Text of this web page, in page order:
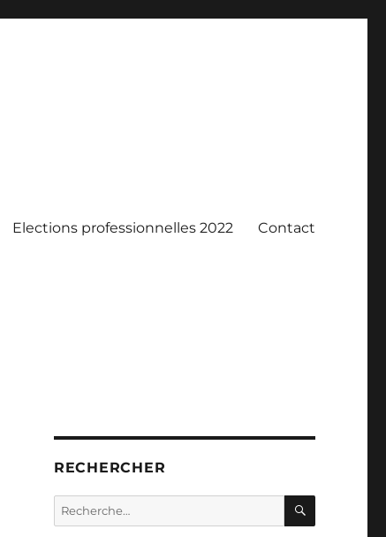
Elections professionnelles 2022 Contact
RECHERCHER
Recherche
pour :